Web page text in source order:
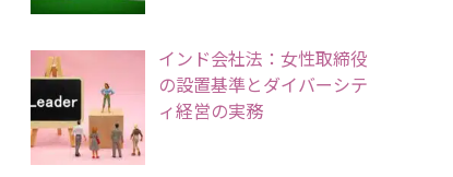
インド会社法：女性取締役
の設置基準とダイバーシテ
ィ経営の実務